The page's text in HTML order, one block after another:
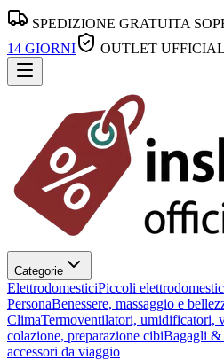
SPEDIZIONE GRATUITA
14 GIORNI
OUTLET
Categorie
ElettrodomesticiPiccoli
PersonaBenessere, massaggio e
ClimaTermoventilatori, umidificatori,
colazione, preparazione cibiBagagli
accessori da viaggio